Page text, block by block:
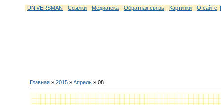
UNIVERSMAN Ссылки Медиатека Обратная связь Картинки О сайте
Главная » 2015 » Апрель » 08